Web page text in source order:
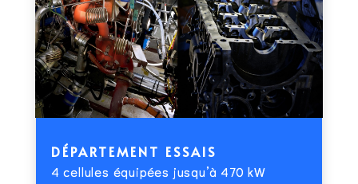
DÉPARTEMENT ESSAIS
4 cellules équipées jusqu’à 470 kW